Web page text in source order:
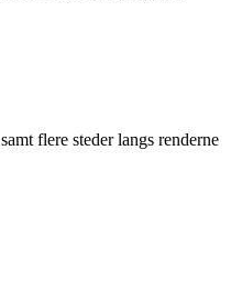
flere steder langs renderne